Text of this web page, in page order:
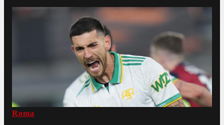
Roma